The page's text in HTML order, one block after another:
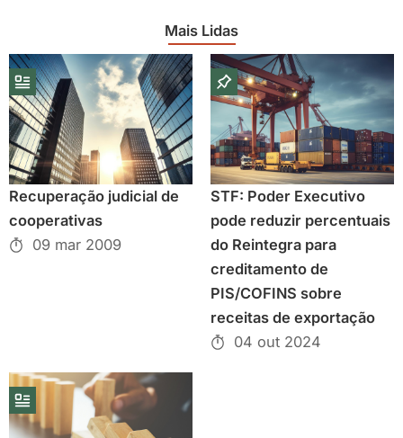
Mais Lidas
Recuperação judicial de
cooperativas
09 mar 2009
STF: Poder Executivo
pode reduzir percentuais
do Reintegra para
creditamento de
PIS/COFINS sobre
receitas de exportação
04 out 2024